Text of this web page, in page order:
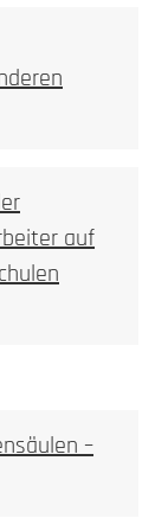
Konfigurator
auf
–